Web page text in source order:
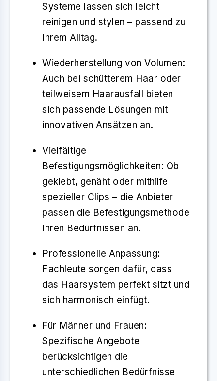
Systeme lassen sich leicht
reinigen und stylen – passend zu
Ihrem Alltag.
Wiederherstellung von Volumen:
Auch bei schütterem Haar oder
teilweisem Haarausfall bieten
sich passende Lösungen mit
innovativen Ansätzen an.
Vielfältige
Befestigungsmöglichkeiten: Ob
geklebt, genäht oder mithilfe
spezieller Clips – die Anbieter
passen die Befestigungsmethode
Ihren Bedürfnissen an.
Professionelle Anpassung:
Fachleute sorgen dafür, dass
das Haarsystem perfekt sitzt und
sich harmonisch einfügt.
Für Männer und Frauen:
Spezifische Angebote
berücksichtigen die
unterschiedlichen Bedürfnisse